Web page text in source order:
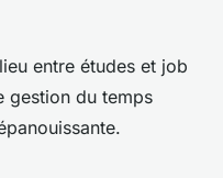
entre études et job
gestion du temps